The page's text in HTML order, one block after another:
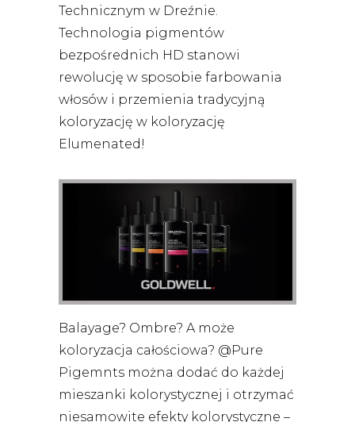
Technicznym w Dreźnie.
Technologia pigmentów
bezpośrednich HD stanowi
rewolucję w sposobie farbowania
włosów i przemienia tradycyjną
koloryzację w koloryzację
Elumenated!
Balayage? Ombre? A może
koloryzacja całościowa? @Pure
Pigemnts można dodać do każdej
mieszanki kolorystycznej i otrzymać
niesamowite efekty kolorystyczne –